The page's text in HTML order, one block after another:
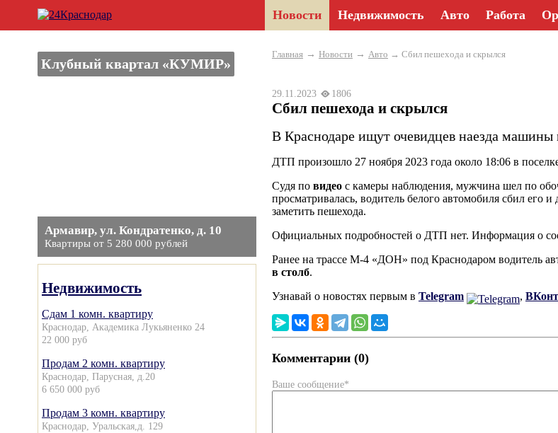
Новости Недвижимость Авто Работа
Клубный квартал «КУМИР»
Армавир, ул. Кондратенко, д. 10
Квартиры от 5 280 000 рублей
Недвижимость
Сдам 1 комн. квартиру
Краснодар, Академика Лукьяненко 24
22 000 руб
Продам 2 комн. квартиру
Краснодар, Парусная, д.20
6 650 000 руб
Продам 3 комн. квартиру
Краснодар, Уральская,д. 129
Главная → Новости → Авто → Сбил пешехода и скрылся
29.11.2023 1806
Сбил пешехода и скрылся
В Краснодаре ищут очевидцев наезда
ДТП произошло 27 ноября 2023 года около 18:06 в
Судя по видео с камеры наблюдения, мужчина шел по
просматривалась, водитель белого автомобиля сбил его
заметить пешехода.
Официальных подробностей о ДТП нет. Информация о
Ранее на трассе М-4 «ДОН» под Краснодаром водитель
в столб.
Узнавай о новостях первым в Telegram ,
Комментарии (0)
Ваше сообщение*